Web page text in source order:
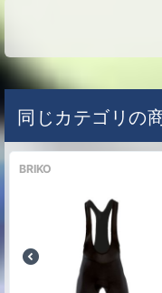
同じカテゴリの
BRIKO